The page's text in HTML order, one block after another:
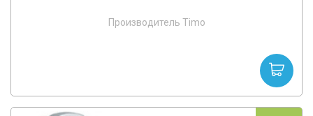
Производитель Timo